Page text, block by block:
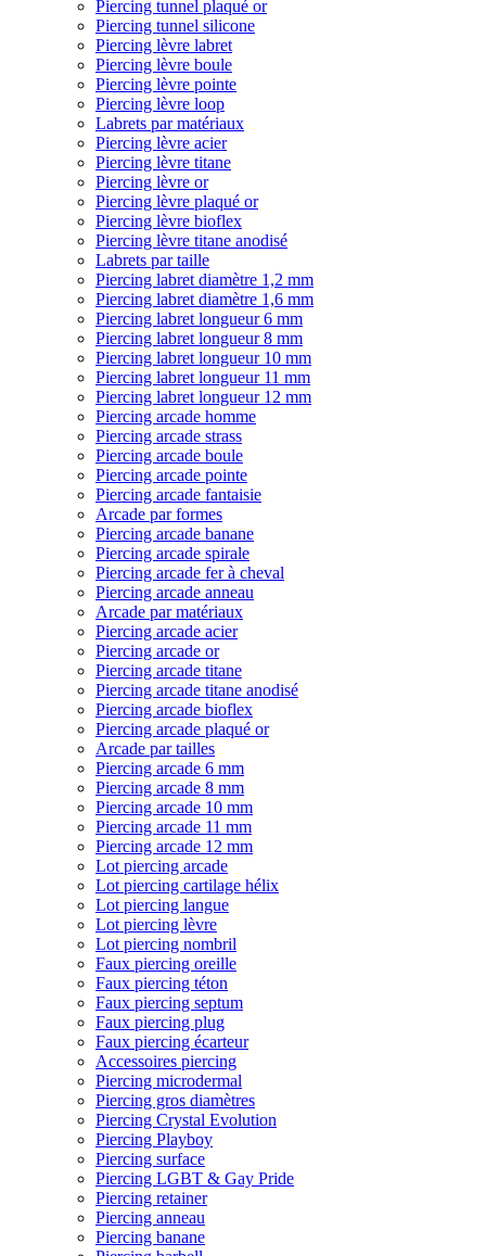
Piercing tunnel plaqué or
Piercing tunnel silicone
Piercing lèvre labret
Piercing lèvre boule
Piercing lèvre pointe
Piercing lèvre loop
Labrets par matériaux
Piercing lèvre acier
Piercing lèvre titane
Piercing lèvre or
Piercing lèvre plaqué or
Piercing lèvre bioflex
Piercing lèvre titane anodisé
Labrets par taille
Piercing labret diamètre 1,2 mm
Piercing labret diamètre 1,6 mm
Piercing labret longueur 6 mm
Piercing labret longueur 8 mm
Piercing labret longueur 10 mm
Piercing labret longueur 11 mm
Piercing labret longueur 12 mm
Piercing arcade homme
Piercing arcade strass
Piercing arcade boule
Piercing arcade pointe
Piercing arcade fantaisie
Arcade par formes
Piercing arcade banane
Piercing arcade spirale
Piercing arcade fer à cheval
Piercing arcade anneau
Arcade par matériaux
Piercing arcade acier
Piercing arcade or
Piercing arcade titane
Piercing arcade titane anodisé
Piercing arcade bioflex
Piercing arcade plaqué or
Arcade par tailles
Piercing arcade 6 mm
Piercing arcade 8 mm
Piercing arcade 10 mm
Piercing arcade 11 mm
Piercing arcade 12 mm
Lot piercing arcade
Lot piercing cartilage hélix
Lot piercing langue
Lot piercing lèvre
Lot piercing nombril
Faux piercing oreille
Faux piercing téton
Faux piercing septum
Faux piercing plug
Faux piercing écarteur
Accessoires piercing
Piercing microdermal
Piercing gros diamètres
Piercing Crystal Evolution
Piercing Playboy
Piercing surface
Piercing LGBT & Gay Pride
Piercing retainer
Piercing anneau
Piercing banane